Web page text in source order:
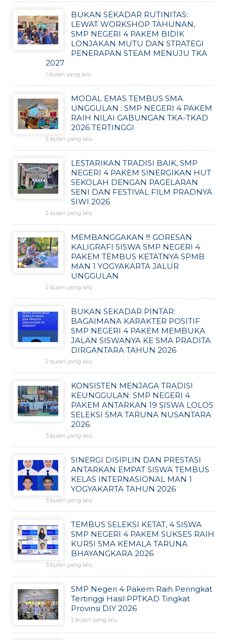
BUKAN SEKADAR RUTINITAS:
LEWAT WORKSHOP TAHUNAN,
SMP NEGERI 4 PAKEM BIDIK
LONJAKAN MUTU DAN STRATEGI
PENERAPAN STEAM MENUJU TKA
2027
1 bulan yang lalu
MODAL EMAS TEMBUS SMA
UNGGULAN : SMP NEGERI 4 PAKEM
RAIH NILAI GABUNGAN TKA-TKAD
2026 TERTINGGI
2 bulan yang lalu
LESTARIKAN TRADISI BAIK, SMP
NEGERI 4 PAKEM SINERGIKAN HUT
SEKOLAH DENGAN PAGELARAN
SENI DAN FESTIVAL FILM PRADNYA
SIWI 2026
2 bulan yang lalu
MEMBANGGAKAN !!! GORESAN
KALIGRAFI SISWA SMP NEGERI 4
PAKEM TEMBUS KETATNYA SPMB
MAN 1 YOGYAKARTA JALUR
UNGGULAN
2 bulan yang lalu
BUKAN SEKADAR PINTAR:
BAGAIMANA KARAKTER POSITIF
SMP NEGERI 4 PAKEM MEMBUKA
JALAN SISWANYA KE SMA PRADITA
DIRGANTARA TAHUN 2026
2 bulan yang lalu
KONSISTEN MENJAGA TRADISI
KEUNGGULAN: SMP NEGERI 4
PAKEM ANTARKAN 19 SISWA LOLOS
SELEKSI SMA TARUNA NUSANTARA
2026
3 bulan yang lalu
SINERGI DISIPLIN DAN PRESTASI
ANTARKAN EMPAT SISWA TEMBUS
KELAS INTERNASIONAL MAN 1
YOGYAKARTA TAHUN 2026
3 bulan yang lalu
TEMBUS SELEKSI KETAT, 4 SISWA
SMP NEGERI 4 PAKEM SUKSES RAIH
KURSI SMA KEMALA TARUNA
BHAYANGKARA 2026
3 bulan yang lalu
SMP Negeri 4 Pakem Raih Peringkat
Tertinggi Hasil PPTKAD Tingkat
Provinsi DIY 2026
5 bulan yang lalu